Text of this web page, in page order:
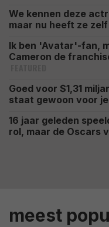
We kennen deze
maar nu heeft ze
Ik ben 'Avatar'-fan,
Cameron de
Goed voor $1,31
staat gewoon voor
16 jaar geleden
rol, maar de Oscars
meest